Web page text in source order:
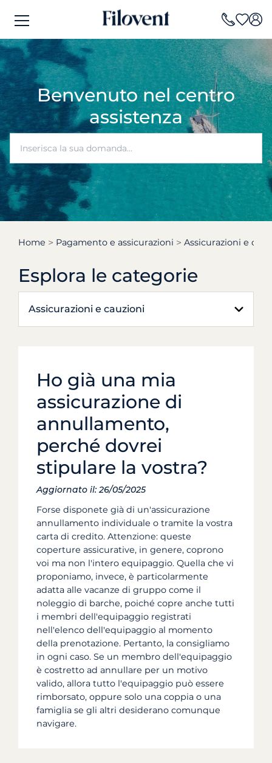
Benvenuto nel centro
assistenza
Home Pagamento e assicurazioni Assicurazioni e
Esplora le categorie
Assicurazioni e cauzioni
Ho già una mia
assicurazione di
annullamento,
perché dovrei
stipulare la vostra?
Aggiornato il: 26/05/2025
Forse disponete già di un'assicurazione
annullamento individuale o tramite la vostra
carta di credito. Attenzione: queste
coperture assicurative, in genere, coprono
voi ma non l'intero equipaggio. Quella che vi
proponiamo, invece, è particolarmente
adatta alle vacanze di gruppo come il
noleggio di barche, poiché copre anche tutti
i membri dell'equipaggio registrati
nell'elenco dell'equipaggio al momento
della prenotazione. Pertanto, la consigliamo
in ogni caso. Se un membro dell'equipaggio
è costretto ad annullare per un motivo
valido, allora tutto l'equipaggio può essere
rimborsato, oppure solo una coppia o una
famiglia se gli altri desiderano comunque
navigare.